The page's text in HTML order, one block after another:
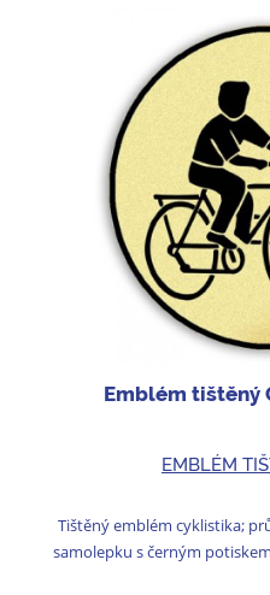
Emblém tištěný
EMBLÉM
Tištěný emblém cyklistika;
samolepku s černým